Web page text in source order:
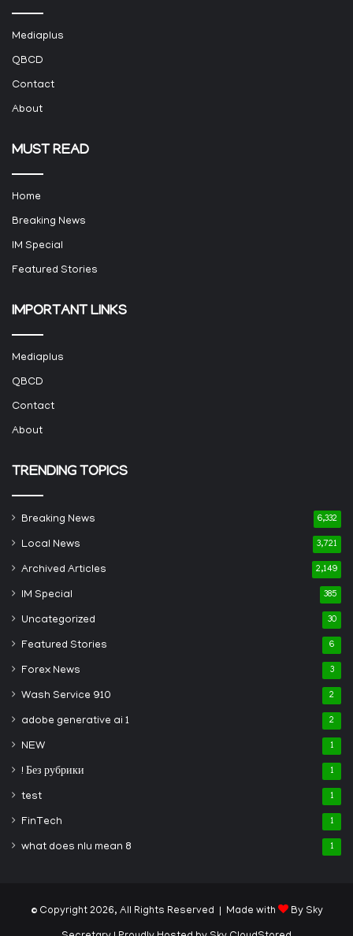
Mediaplus
QBCD
Contact
About
MUST READ
Home
Breaking News
IM Special
Featured Stories
IMPORTANT LINKS
Mediaplus
QBCD
Contact
About
TRENDING TOPICS
Breaking News 6,332
Local News 3,721
Archived Articles 2,149
IM Special 385
Uncategorized 30
Featured Stories 6
Forex News 3
Wash Service 910 2
adobe generative ai 1 2
NEW 1
! Без рубрики 1
test 1
FinTech 1
what does nlu mean 8 1
© Copyright 2026, All Rights Reserved | Made with By Sky